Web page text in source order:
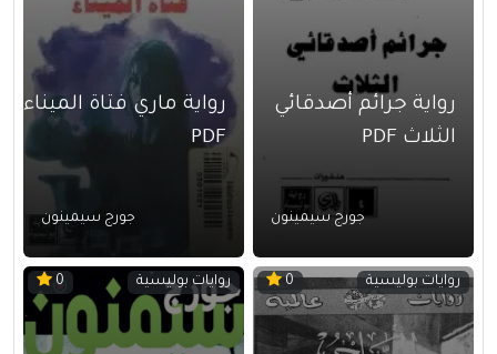
رواية جرائم أصدقائي
الثلاث PDF
جورج سيمينون
رواية ماري فتاة الميناء
PDF
جورج سيمينون
روايات بوليسية 0 روايات بوليسية 0